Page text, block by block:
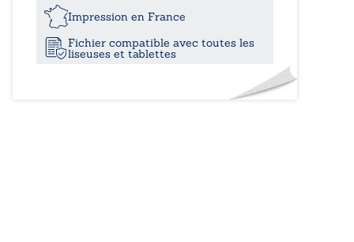
Impression en France
Fichier compatible avec toutes les
liseuses et tablettes